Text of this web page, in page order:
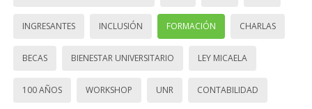
INGRESANTES INCLUSIÓN FORMACIÓN CHARLAS
BECAS BIENESTAR UNIVERSITARIO LEY MICAELA
100 AÑOS WORKSHOP UNR CONTABILIDAD